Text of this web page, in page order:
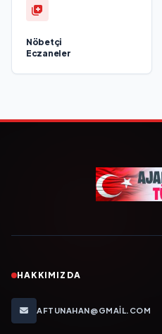
Nöbetçi
Eczaneler
HAKKIMIZDA
AFTUNAHAN@GMAIL.COM